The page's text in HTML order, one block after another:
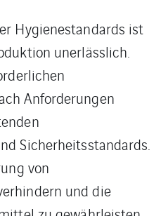
Hygienestandards ist
unerlässlich.
Anforderungen
Sicherheitsstandards.
von
und die